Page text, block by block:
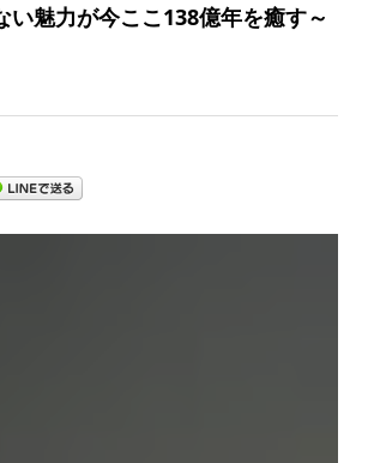
い魅力が今ここ138億年を癒す～